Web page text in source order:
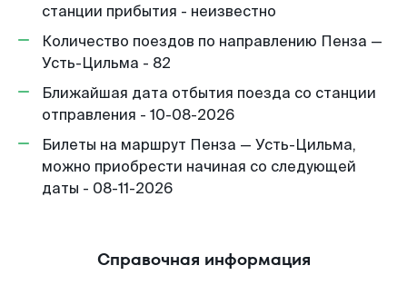
станции прибытия - неизвестно
Количество поездов по направлению Пенза —
Усть-Цильма - 82
Ближайшая дата отбытия поезда со станции
отправления - 10-08-2026
Билеты на маршрут Пенза — Усть-Цильма,
можно приобрести начиная со следующей
даты - 08-11-2026
Справочная информация